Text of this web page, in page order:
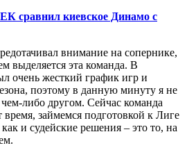
сравнил киевское Динамо с
внимание на сопернике,
выделяется эта команда. В
очень жесткий график игр и
поэтому в данную минуту я не
либо другом. Сейчас команда
время, займемся подготовкой к Лиге
и судейские решения – это то, на